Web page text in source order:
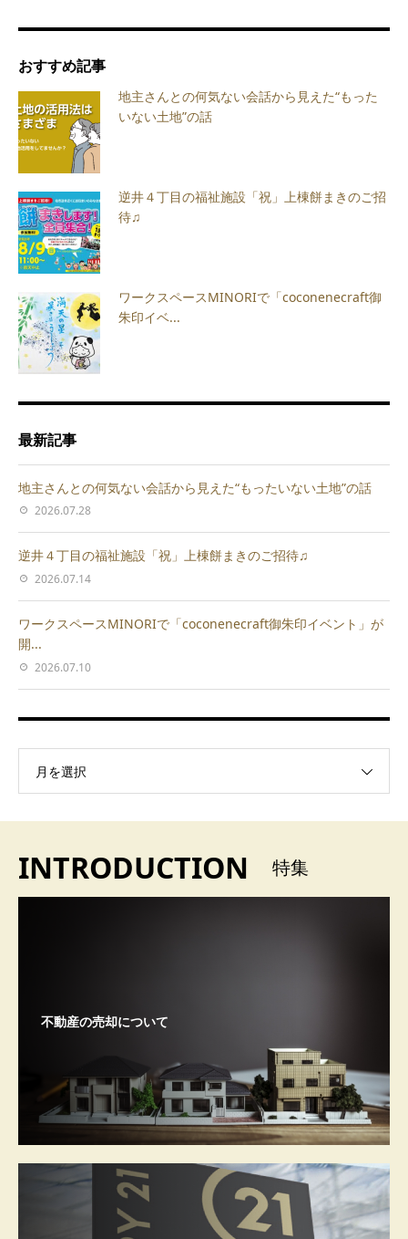
おすすめ記事
地主さんとの何気ない会話から見えた“もった
いない土地”の話
逆井４丁目の福祉施設「祝」上棟餅まきのご招
待♫
ワークスペースMINORIで「coconenecraft御
朱印イベ...
最新記事
地主さんとの何気ない会話から見えた“もったいない土地”の話
2026.07.28
逆井４丁目の福祉施設「祝」上棟餅まきのご招待♫
2026.07.14
ワークスペースMINORIで「coconenecraft御朱印イベント」が
開...
2026.07.10
月を選択
INTRODUCTION 特集
不動産の売却について